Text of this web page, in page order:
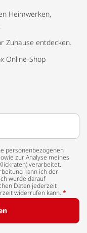
Heimwerken,
Zuhause entdecken.
Online-Shop
personenbezogenen
zur Analyse meines
verarbeitet.
kann ich der
wurde darauf
Daten jederzeit
widerrufen kann. *